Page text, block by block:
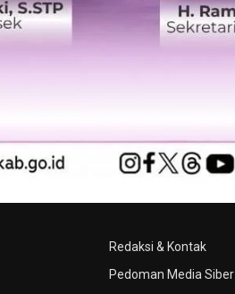
Redaksi & Kontak
Pedoman Media Siber